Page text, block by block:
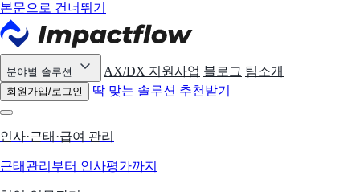
본문으로 건너뛰기
분야별 솔루션 AX/DX 지원사업 블로그 팀소개
회원가입/로그인 딱 맞는 솔루션 추천받기
인사·근태·급여 관리
근태관리부터 인사평가까지